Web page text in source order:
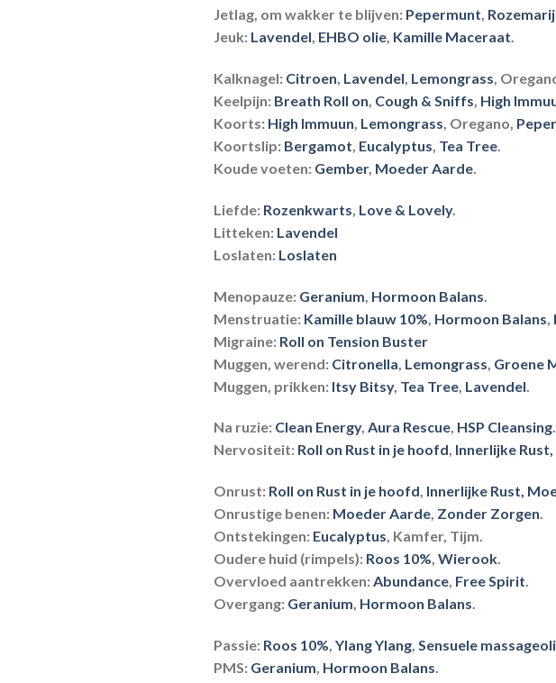
Jetlag, om wakker te blijven: Pepermunt,
Jeuk: Lavendel, EHBO olie, Kamille Maceraat.
Kalknagel: Citroen, Lavendel, Lemongrass,
Keelpijn: Breath Roll on, Cough & Sniffs, High
Koorts: High Immuun, Lemongrass, Oregano,
Koortslip: Bergamot, Eucalyptus, Tea Tree.
Koude voeten: Gember, Moeder Aarde.
Liefde: Rozenkwarts Love & Lovely.
Litteken: Lavendel
Loslaten: Loslaten
Menopauze: Geranium Hormoon Balans
Menstruatie: Kamille blauw 10% Hormoon Balans
Migraine: Roll on Tension Buster
Muggen, werend: Citronella Lemongrass Groene
Muggen, prikken: Itsy Bitsy, Tea Tree Lavendel
Na ruzie: Clean Energy, Aura Rescue, HSP Cleansing.
Nervositeit: Roll on Rust in je hoofd, Innerlijke Rust,
Onrust: Roll on Rust in je hoofd, Innerlijke Rust,
Onrustige benen: Moeder Aarde, Zonder Zorgen.
Ontstekingen: Eucalyptus, Kamfer, Tijm.
Oudere huid (rimpels): Roos 10%, Wierook.
Overvloed aantrekken:Abundance, Free Spirit.
Overgang: Geranium, Hormoon Balans.
Passie: Roos 10%, Ylang Ylang, Sensuele
PMS: Geranium, Hormoon Balans.